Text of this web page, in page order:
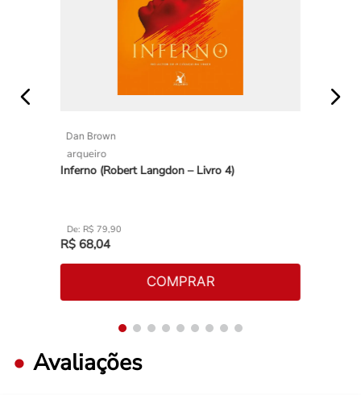
envolvente quanto as fofocas de escritório. Um retrato
provocante do mundo literário.” — Publishers Weekly
Dan Brown
arqueiro
Inferno (Robert Langdon – Livro 4)
R$ 79,90
R$ 68,04
COMPRAR
Avaliações